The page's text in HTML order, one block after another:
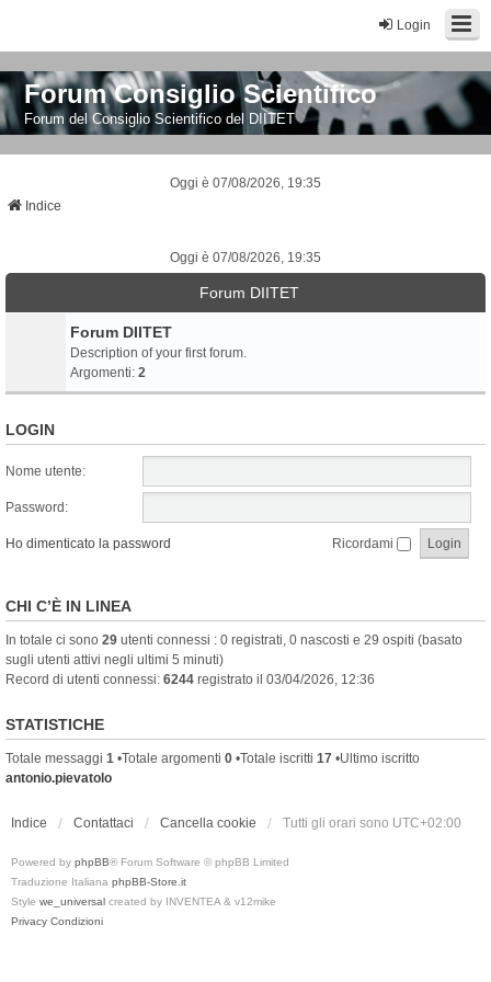
Login
Forum Consiglio Scientifico
Forum del Consiglio Scientifico del DIITET
Oggi è 07/08/2026, 19:35
Indice
Oggi è 07/08/2026, 19:35
Forum DIITET
Forum DIITET
Description of your first forum.
Argomenti: 2
LOGIN
Nome utente:
Password:
Ho dimenticato la password Ricordami
CHI C’È IN LINEA
In totale ci sono 29 utenti connessi : 0 registrati, 0 nascosti e 29 ospiti (basato
sugli utenti attivi negli ultimi 5 minuti)
Record di utenti connessi: 6244 registrato il 03/04/2026, 12:36
STATISTICHE
Totale messaggi 1 •Totale argomenti 0 •Totale iscritti 17 •Ultimo iscritto
antonio.pievatolo
Indice Contattaci Cancella cookie Tutti gli orari sono UTC+02:00
Powered by phpBB® Forum Software © phpBB Limited
Traduzione Italiana phpBB-Store.it
Style we_universal created by INVENTEA & v12mike
Privacy Condizioni